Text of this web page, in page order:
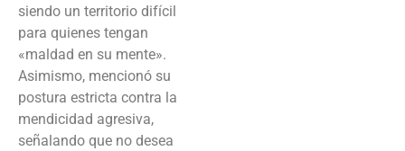
siendo un territorio difícil
para quienes tengan
«maldad en su mente».
Asimismo, mencionó su
postura estricta contra la
mendicidad agresiva,
señalando que no desea